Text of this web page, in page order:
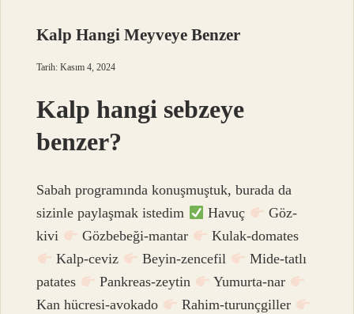
Kalp Hangi Meyveye Benzer
Tarih: Kasım 4, 2024
Kalp hangi sebzeye
benzer?
Sabah programında konuşmuştuk, burada da
sizinle paylaşmak istedim
Havuç
Göz-
kivi
Gözbebeği-mantar
Kulak-domates
Kalp-ceviz
Beyin-zencefil
Mide-tatlı
patates
Pankreas-zeytin
Yumurta-nar
Kan hücresi-avokado
Rahim-turunçgiller